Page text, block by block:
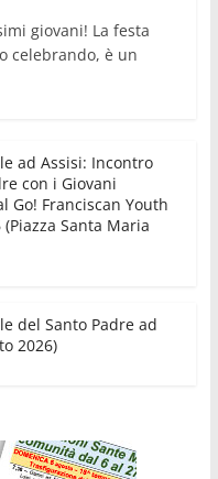
giovani! La festa
celebrando, è un
ad Assisi: Incontro
con i Giovani
Go! Franciscan Youth
Santa Maria
del Santo Padre ad
2026)